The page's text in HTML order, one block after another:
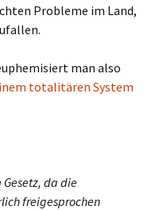
Probleme im Land,
man also
totalitären System
Gesetz, da die
freigesprochen